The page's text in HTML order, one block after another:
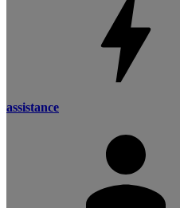
assistance